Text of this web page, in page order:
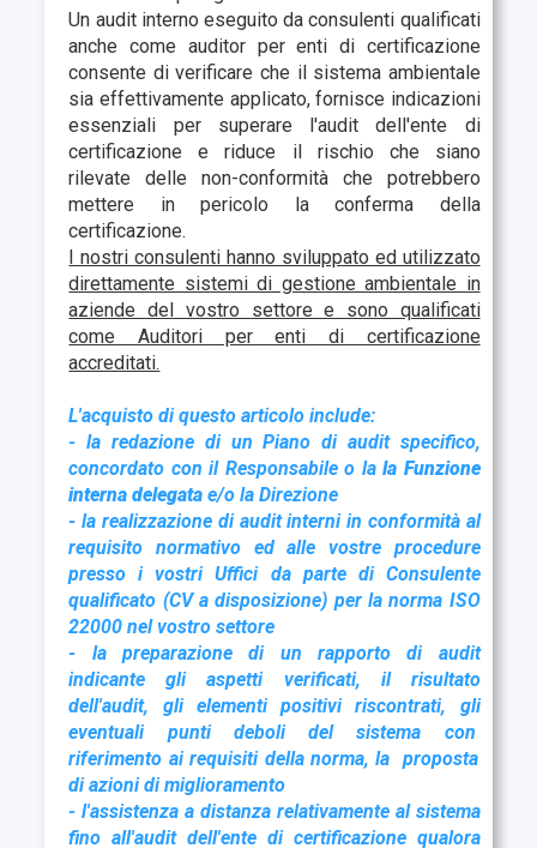
Un audit interno eseguito da consulenti qualificati
anche come auditor per enti di certificazione
consente di verificare che il sistema ambientale
sia effettivamente applicato, fornisce indicazioni
essenziali per superare l'audit dell'ente di
certificazione e riduce il rischio che siano
rilevate delle non-conformità che potrebbero
mettere in pericolo la conferma della
certificazione.
I nostri consulenti hanno sviluppato ed utilizzato
direttamente sistemi di gestione ambientale in
aziende del vostro settore e sono qualificati
come Auditori per enti di certificazione
accreditati.
L'acquisto di questo articolo include:
- la redazione di un Piano di audit specifico,
concordato con il Responsabile o lala Funzione
interna delegatae/o la Direzione
- la realizzazione di audit interni in conformità al
requisito normativo ed alle vostre procedure
presso i vostri Uffici da parte di Consulente
qualificato (CV a disposizione) per la norma ISO
22000 nel vostro settore
- la preparazione di un rapporto di audit
indicante gli aspetti verificati, il risultato
dell'audit, gli elementi positivi riscontrati, gli
eventuali punti deboli del sistema con
riferimento ai requisiti della norma, la proposta
di azioni di miglioramento
- l'assistenza a distanza relativamente al sistema
fino all'audit dell'ente di certificazione qualora